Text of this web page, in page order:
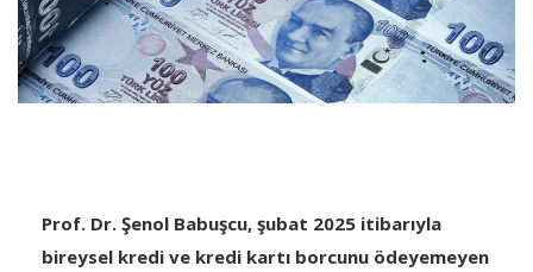
Prof. Dr. Şenol Babuşcu, şubat 2025 itibarıyla
bireysel kredi ve kredi kartı borcunu ödeyemeyen